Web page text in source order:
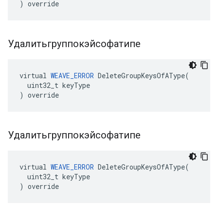
) override
Удалитьгруппокэйсофатипе
virtual WEAVE_ERROR DeleteGroupKeysOfAType(
  uint32_t keyType
) override
Удалитьгруппокэйсофатипе
virtual WEAVE_ERROR DeleteGroupKeysOfAType(
  uint32_t keyType
) override